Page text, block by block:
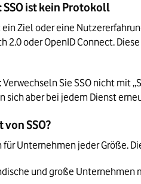
ist kein Protokoll
ein Ziel oder eine
2.0 oder OpenID Connect.
Sie SSO nicht mit
sich aber bei jedem Dienst
SSO?
für Unternehmen jeder Größe.
und große Unternehmen